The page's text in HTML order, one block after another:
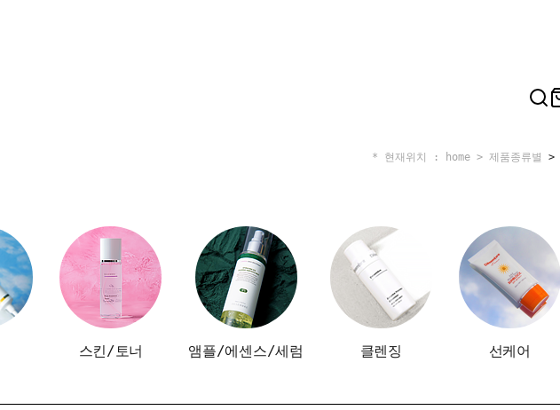
* 현재위치 : home > 제품종류별 >
스킨/토너 앰플/에센스/세럼 클렌징 선케어